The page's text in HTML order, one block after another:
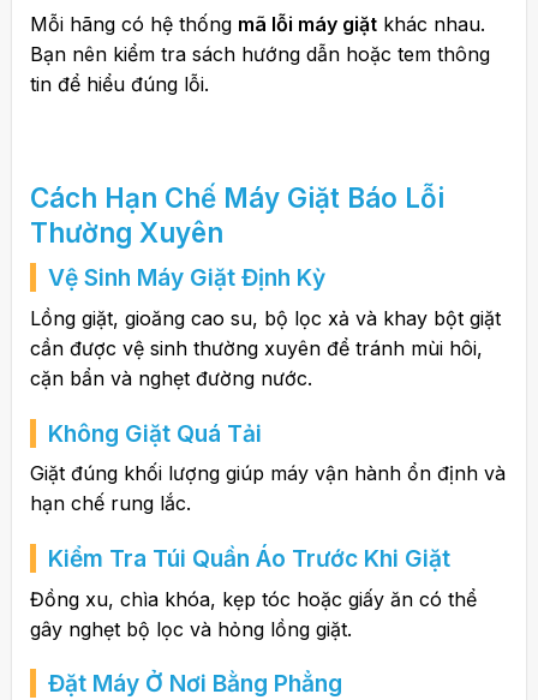
Mỗi hãng có hệ thống mã lỗi máy giặtkhác nhau.
Bạn nên kiểm tra sách hướng dẫn hoặc tem thông
tin để hiểu đúng lỗi.
Cách Hạn Chế Máy Giặt Báo Lỗi
Thường Xuyên
Vệ Sinh Máy Giặt Định Kỳ
Lồng giặt, gioăng cao su, bộ lọc xả và khay bột giặt
cần được vệ sinh thường xuyên để tránh mùi hôi,
cặn bẩn và nghẹt đường nước.
Không Giặt Quá Tải
Giặt đúng khối lượng giúp máy vận hành ổn định và
hạn chế rung lắc.
Kiểm Tra Túi Quần Áo Trước Khi Giặt
Đồng xu, chìa khóa, kẹp tóc hoặc giấy ăn có thể
gây nghẹt bộ lọc và hỏng lồng giặt.
Đặt Máy Ở Nơi Bằng Phẳng